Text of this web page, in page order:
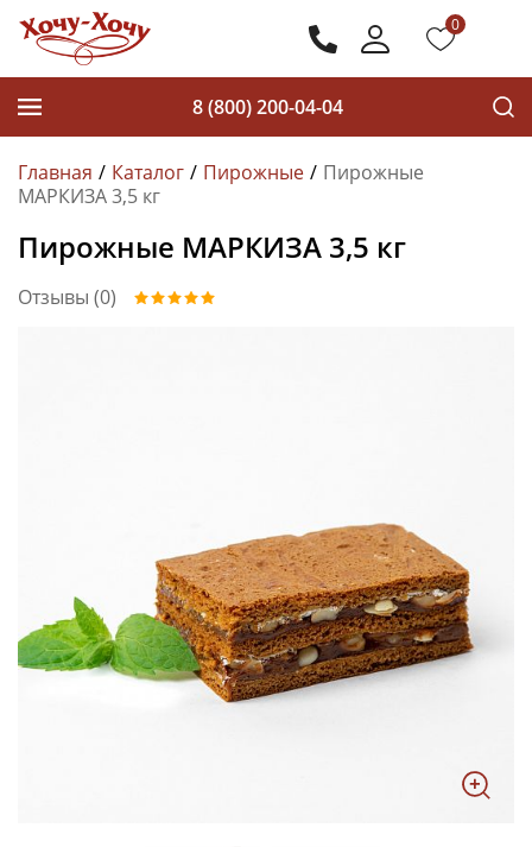
0
8 (800) 200-04-04
Главная Каталог Пирожные
Пирожные
МАРКИЗА 3,5 кг
Пирожные МАРКИЗА 3,5 кг
Отзывы (0)